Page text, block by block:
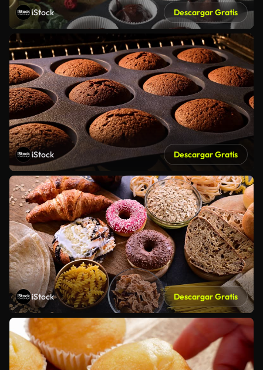
iStock Descargar Gratis
iStock Descargar Gratis
iStock Descargar Gratis